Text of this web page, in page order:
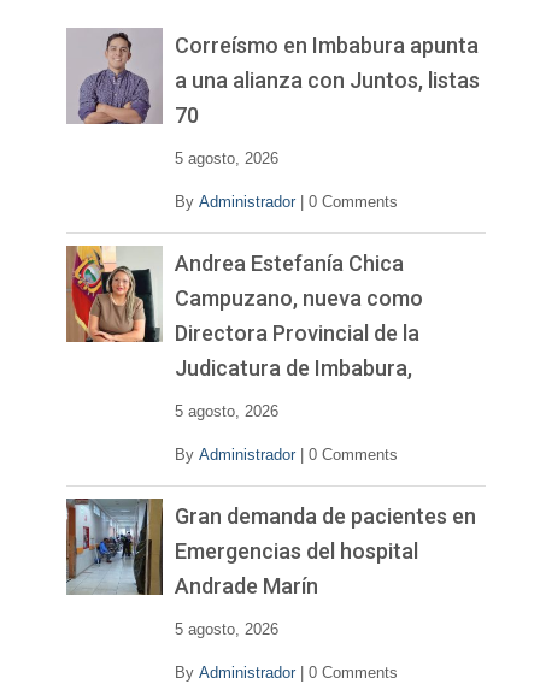
Correísmo en Imbabura apunta
a una alianza con Juntos, listas
70
5 agosto, 2026
By Administrador 0 Comments
Andrea Estefanía Chica
Campuzano, nueva como
Directora Provincial de la
Judicatura de Imbabura,
5 agosto, 2026
By Administrador 0 Comments
Gran demanda de pacientes en
Emergencias del hospital
Andrade Marín
5 agosto, 2026
By Administrador 0 Comments